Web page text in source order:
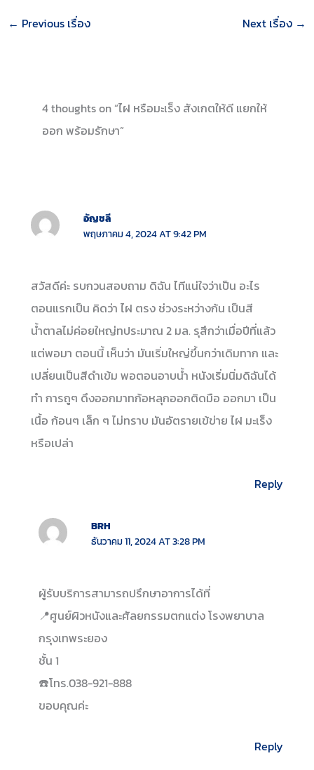
← Previous เรื่อง Next เรื่อง →
4 thoughts on “ไฝ หรือมะเร็ง สังเกตให้ดี แยกให้
ออก พร้อมรักษา”
อัญชลี
พฤษภาคม 4, 2024 AT 9:42 PM
สวัสดีค่ะ รบกวนสอบถาม ดิฉัน ไทีแน่ใจว่าเป็น อะไร
ตอนแรกเป็น คิดว่า ไฝ ตรง ช่วงระหว่างก้น เป็นสี
น้ำตาลไม่ค่อยใหญ่ทประมาณ 2 มล. รุสึกว่าเมื่อปีที่แล้ว
แต่พอมา ตอนนี้ เห็นว่า มันเริ่มใหญ่ขึ้นกว่าเดิมทาก และ
เปลี่ยนเป็นสีดำเข้ม พอตอนอาบน้ำ หนังเริ่มนิ่มดิฉันได้
ทำ การถูๆ ดึงออกมาทก้อหลุกออกติดมือ ออกมา เป็น
เนื้อ ก้อนๆ เล็ก ๆ ไม่ทราบ มันอัตรายเข้ข่าย ไฝ มะเร็ง
หรือเปล่า
Reply
BRH
ธันวาคม 11, 2024 AT 3:28 PM
ผู้รับบริการสามารถปรึกษาอาการได้ที่
📍ศูนย์ผิวหนังและศัลยกรรมตกแต่ง โรงพยาบาล
กรุงเทพระยอง
ชั้น 1
☎️โทร.038-921-888
ขอบคุณค่ะ
Reply